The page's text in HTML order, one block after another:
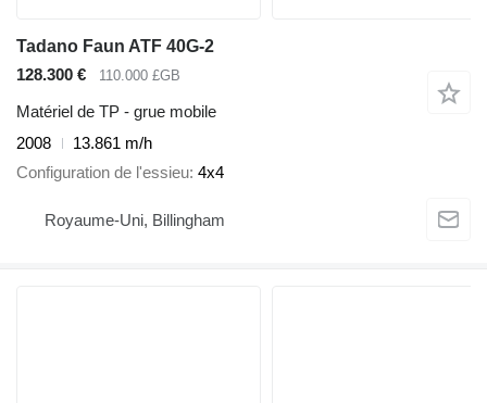
Tadano Faun ATF 40G-2
128.300 €
110.000 £GB
Matériel de TP - grue mobile
2008
13.861 m/h
Configuration de l'essieu 4x4
Royaume-Uni, Billingham